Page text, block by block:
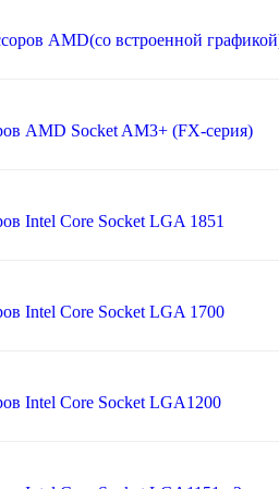
AMD(со встроенной
AMD Socket AM3+ (FX-серия)
Intel Core Socket LGA 1851
Intel Core Socket LGA 1700
Intel Core Socket LGA1200